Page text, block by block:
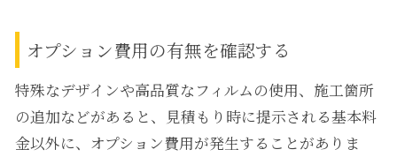
オプション費用の有無を確認する
特殊なデザインや高品質なフィルムの使用、施工箇所
の追加などがあると、見積もり時に提示される基本料
金以外に、オプション費用が発生することがありま